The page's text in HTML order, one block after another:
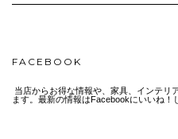
FACEBOOK
当店からお得な情報や、家具、インテリ
ます。最新の情報はFacebookにいいね！